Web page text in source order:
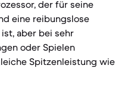
der für seine
eine reibungslose
aber bei sehr
oder Spielen
Spitzenleistung wie